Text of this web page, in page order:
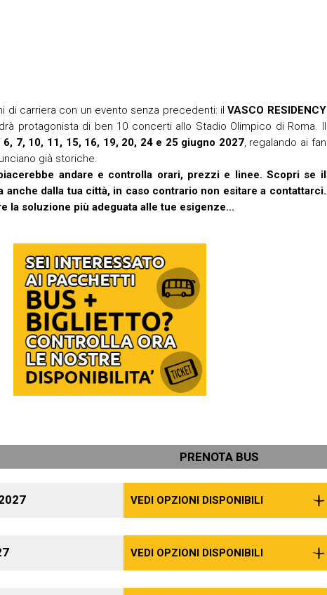
di carriera con un evento senza precedenti: ilVASCO RESIDENCY
protagonista di ben 10 concerti allo Stadio Olimpico di Roma. Il
6, 7, 10, 11, 15, 16, 19, 20, 24 e 25 giugno 2027, regalando ai fan
già storiche.
andare e controlla orari, prezzi e linee. Scopri se il
anche dalla tua città, in caso contrario non esitare a contattarci.
la soluzione più adeguata alle tue esigenze...
PRENOTA BUS
VEDI OPZIONI DISPONIBILI
VEDI OPZIONI DISPONIBILI